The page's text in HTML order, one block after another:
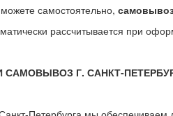
можете самостоятельно,
рассчитывается при
САМОВЫВОЗ Г. САНКТ-